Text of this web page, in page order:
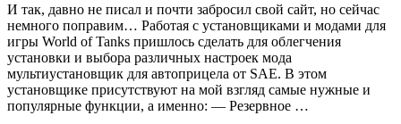
И так, давно не писал и почти забросил свой сайт, но сейчас
немного поправим… Работая с установщиками и модами для
игры World of Tanks пришлось сделать для облегчения
установки и выбора различных настроек мода
мультиустановщик для автоприцела от SAE. В этом
установщике присутствуют на мой взгляд самые нужные и
популярные функции, а именно: — Резервное …